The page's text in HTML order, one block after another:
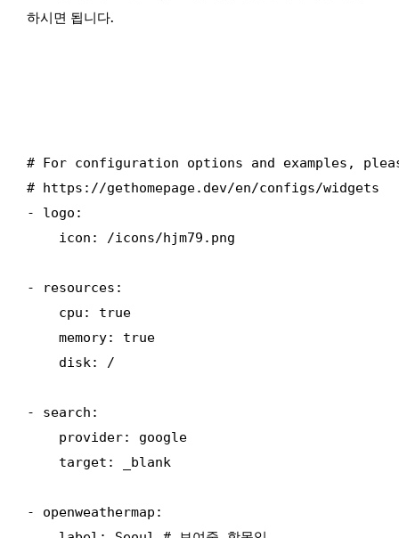
하시면 됩니다.
# For configuration options and examples,
# https://gethomepage.dev/en/configs/widgets
- logo:
    icon: /icons/hjm79.png
- resources:
    cpu: true
    memory: true
    disk: /
- search:
    provider: google
    target: _blank
- openweathermap: